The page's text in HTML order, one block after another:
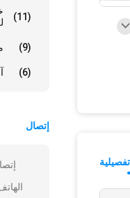
(11)
(9)
(6)
إتصال